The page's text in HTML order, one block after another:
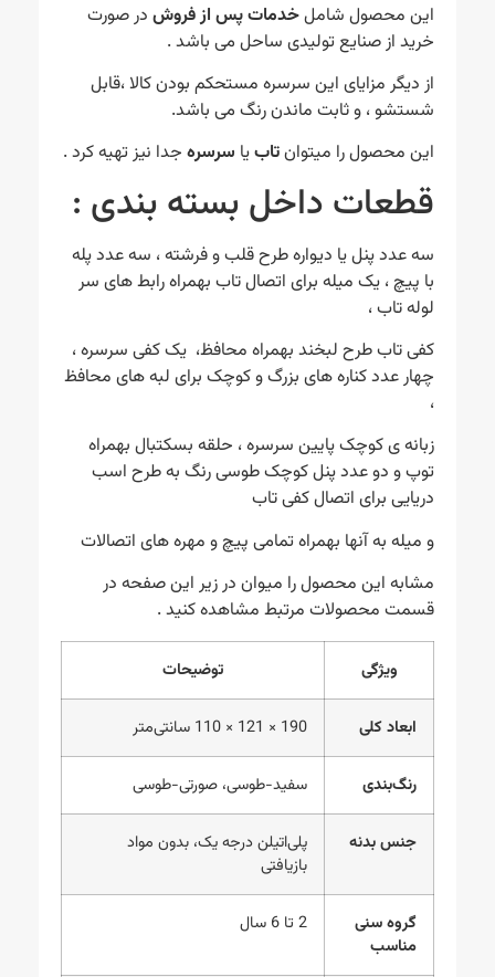
این محصول شاملخدمات پس از فروش در صورت
خرید از صنایع تولیدی ساحل می باشد .
از دیگر مزایای این سرسره مستحکم بودن کالا ،قابل
شستشو ، و ثابت ماندن رنگ می باشد.
این محصول را میتوان تابیاسرسرهجدا نیز تهیه کرد .
قطعات داخل بسته بندی :
سه عدد پنل یا دیواره طرح قلب و فرشته ، سه عدد پله
با پیچ ، یک میله برای اتصال تاب بهمراه رابط های سر
لوله تاب ،
کفی تاب طرح لبخند بهمراه محافظ، یک کفی سرسره ،
چهار عدد کناره های بزرگ و کوچک برای لبه های محافظ
زبانه ی کوچک پایین سرسره ، حلقه بسکتبال بهمراه
توپ و دو عدد پنل کوچک طوسی رنگ به طرح اسب
دریایی برای اتصال کفی تاب
و میله به آنها بهمراه تمامی پیچ و مهره های اتصالات
مشابه این محصول را میوان در زیر این صفحه در
قسمت محصولات مرتبط مشاهده کنید .
توضیحات
190 × 121 × 110 سانتی‌متر
سفید-طوسی، صورتی-طوسی
جنس بدنه
پلی‌اتیلن درجه یک، بدون مواد
گروه سنی
2 تا 6 سال